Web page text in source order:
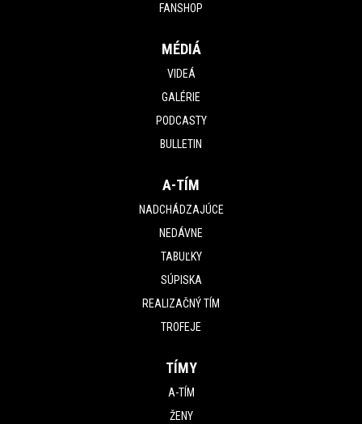
FANSHOP
MÉDIÁ
VIDEÁ
GALÉRIE
PODCASTY
BULLETIN
A-TÍM
NADCHÁDZAJÚCE
NEDÁVNE
TABUĽKY
SÚPISKA
REALIZAČNÝ TÍM
TROFEJE
TÍMY
A-TÍM
ŽENY